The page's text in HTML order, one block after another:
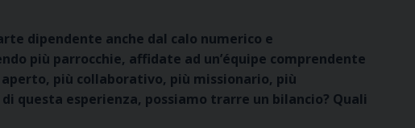
dipendente anche dal calo numerico e
più parrocchie, affidate ad un’équipe comprendente
più collaborativo, più missionario, più
questa esperienza, possiamo trarre un bilancio? Quali